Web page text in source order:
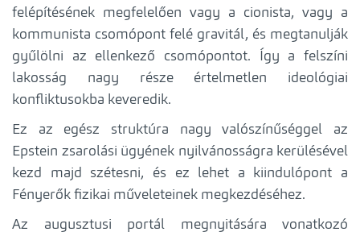
felépítésének megfelelően vagy a cionista, vagy a
kommunista csomópont felé gravitál, és megtanulják
gyűlölni az ellenkező csomópontot. Így a felszíni
lakosság nagy része értelmetlen ideológiai
konfliktusokba keveredik.
Ez az egész struktúra nagy valószínűséggel az
Epstein zsarolási ügyének nyilvánosságra kerülésével
kezd majd szétesni, és ez lehet a kiindulópont a
Fényerők fizikai műveleteinek megkezdéséhez.
Az augusztusi portál megnyitására vonatkozó